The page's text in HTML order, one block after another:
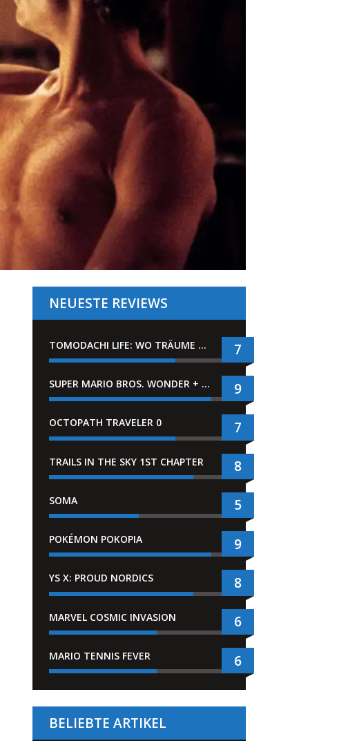
NEUESTE REVIEWS
TOMODACHI LIFE: WO TRÄUME WAHR WERDEN 7
SUPER MARIO BROS. WONDER + GEMEINSAM IM BELLABEL-PARK 9
OCTOPATH TRAVELER 0 7
TRAILS IN THE SKY 1ST CHAPTER 8
SOMA 5
POKÉMON POKOPIA 9
YS X: PROUD NORDICS 8
MARVEL COSMIC INVASION 6
MARIO TENNIS FEVER 6
BELIEBTE ARTIKEL